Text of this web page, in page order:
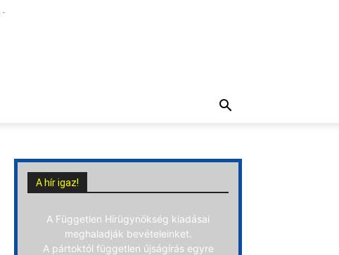
-
A hír igaz!
A Független Hírügynökség kiadásai
meghaladják bevételeinket.
A pártoktól független újságírás egyre